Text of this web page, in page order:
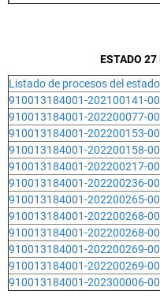
ESTADO 27
Listado de procesos del
910013184001-202100141-00
910013184001-202200077-00
910013184001-202200153-00
910013184001-202200158-00
910013184001-202200217-00
910013184001-202200236-00
910013184001-202200265-00
910013184001-202200268-
910013184001-202200268-00
910013184001-202200269-
910013184001-202200269-00
910013184001-202300006-00